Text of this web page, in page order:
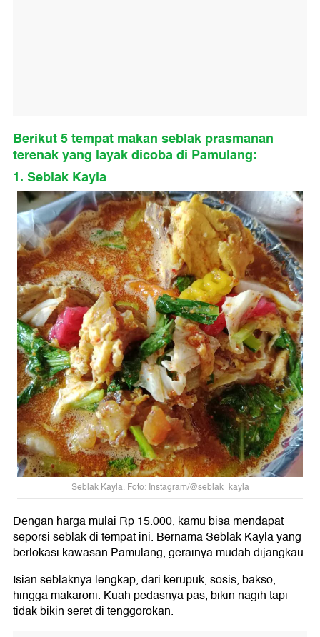
Berikut 5 tempat makan seblak prasmanan
terenak yang layak dicoba di Pamulang:
1. Seblak Kayla
Seblak Kayla. Foto: Instagram/@seblak_kayla
Dengan harga mulai Rp 15.000, kamu bisa mendapat
seporsi seblak di tempat ini. Bernama Seblak Kayla yang
berlokasi kawasan Pamulang, gerainya mudah dijangkau.
Isian seblaknya lengkap, dari kerupuk, sosis, bakso,
hingga makaroni. Kuah pedasnya pas, bikin nagih tapi
tidak bikin seret di tenggorokan.